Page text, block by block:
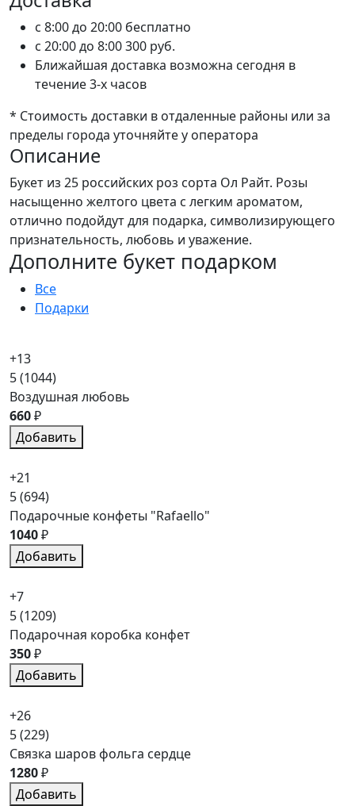
c 8:00 до 20:00 бесплатно
c 20:00 до 8:00300 руб.
Ближайшая доставка возможна сегодня в
течение 3-х часов
* Стоимость доставки в отдаленные районы или за
пределы города уточняйте у оператора
Описание
Букет из 25 российских роз сорта Ол Райт. Розы
насыщенно желтого цвета с легким ароматом,
отлично подойдут для подарка, символизирующего
признательность, любовь и уважение.
Дополните букет подарком
Все
Подарки
+13
5(1044)
Воздушная любовь
660₽
Добавить
+21
5(694)
Подарочные конфеты "Rafaello"
1040₽
Добавить
+7
5(1209)
Подарочная коробка конфет
350₽
Добавить
+26
5(229)
Связка шаров фольга сердце
1280₽
Добавить